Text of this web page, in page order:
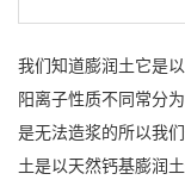
我们知道膨润土它是
阳离子性质不同常分
是无法造浆的所以我
土是以天然钙基膨润